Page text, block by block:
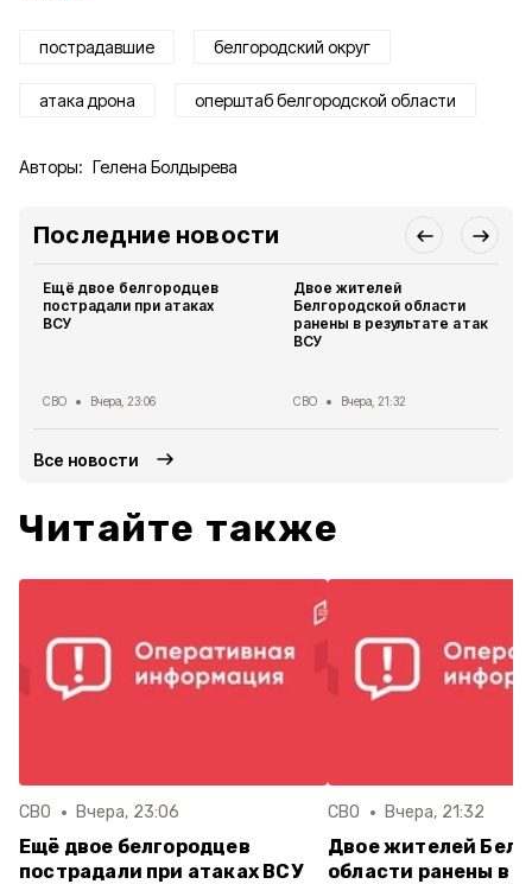
пострадавшие белгородский округ
атака дрона оперштаб белгородской области
Авторы: Гелена Болдырева
Последние новости
Ещё двое белгородцев
пострадали при атаках
ВСУ
СВО Вчера, 23:06
Двое жителей
Белгородской области
ранены в результате атак
ВСУ
СВО Вчера, 21:32
Все новости
Читайте также
СВО Вчера, 23:06
Ещё двое белгородцев
пострадали при атаках ВСУ
СВО Вчера, 21:32
Двое жителей
области ранены в